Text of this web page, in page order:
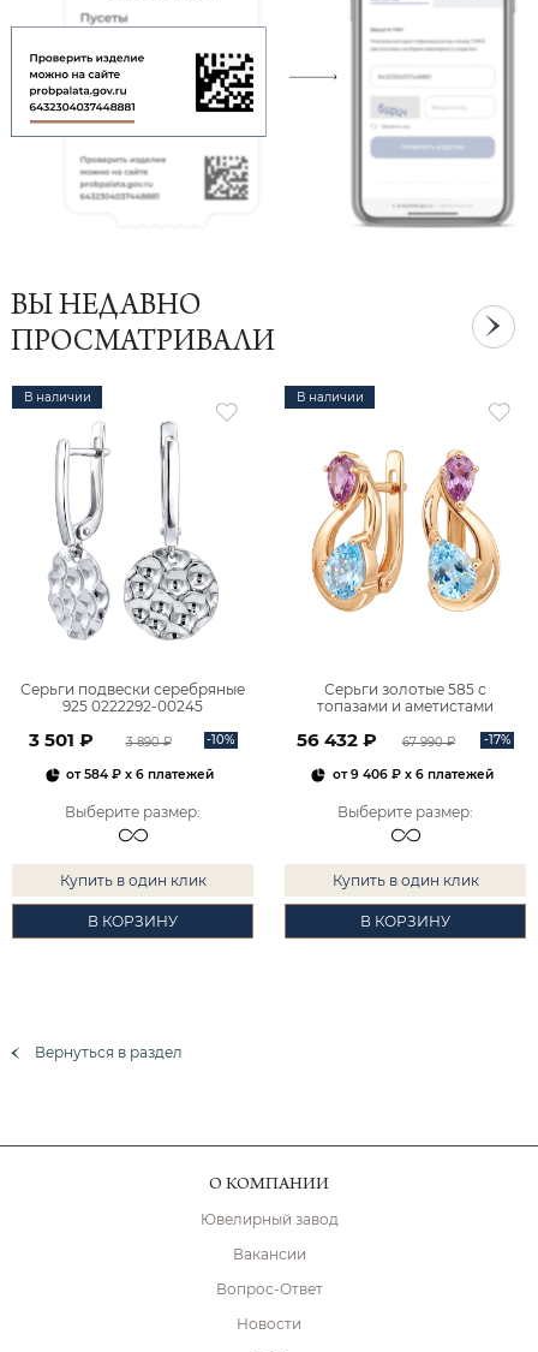
ВЫ НЕДАВНО
ПРОСМАТРИВАЛИ
В наличии
Серьги подвески серебряные
925 0222292-00245
3 501 ₽ 3 890 ₽ -10%
от584 ₽ x 6 платежей
Выберите размер:
Купить в один клик
В КОРЗИНУ
В наличии
Серьги золотые 585 с
топазами и аметистами
56 432 ₽ 67 990 ₽ -17%
от9 406 ₽x 6 платежей
Выберите размер:
Купить в один клик
В КОРЗИНУ
Вернуться в раздел
О КОМПАНИИ
Ювелирный завод
Вакансии
Вопрос-Ответ
Новости